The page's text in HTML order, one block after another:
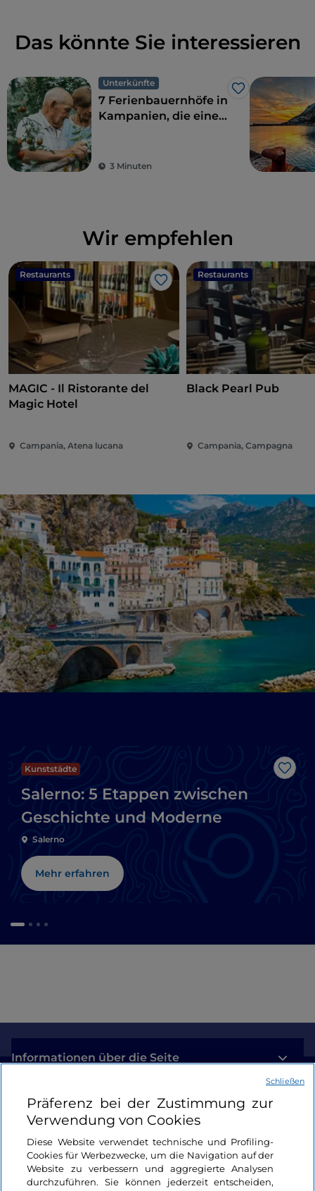
Das könnte Sie interessieren
Unterkünfte
Like
7 Ferienbauernhöfe in
Kampanien, die eine
Nachhaltigkeit und
3 Minuten
Wir empfehlen
Restaurants
Like
MAGIC - Il Ristorante del
Magic Hotel
Campania, Atena lucana
Restaurants
Black Pearl Pub
Campania, Campagna
Like
Kunststädte
Salerno: 5 Etappen zwischen
Geschichte und Moderne
Salerno
Mehr erfahren
Informationen über die Seite
Nützliche Links
Login
Bleiben wir in Kontakt
Präferenz bei der Zustimmung zur
Verwendung von Cookies
Diese Website verwendet technische und Profiling-
Cookies für Werbezwecke, um die Navigation auf der
Website zu verbessern und aggregierte Analysen
durchzuführen. Sie können jederzeit entscheiden,
Schließen